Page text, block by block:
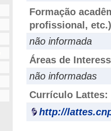
Formação
profissional, etc.)
não informada
Áreas de
não informadas
Currículo Lattes:
http://